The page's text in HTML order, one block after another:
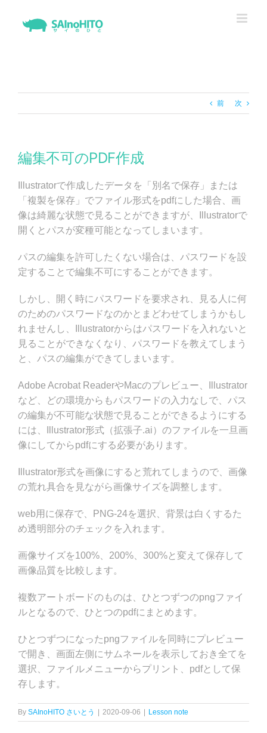
前 次
編集不可のPDF作成
Illustratorで作成したデータを「別名で保存」または
「複製を保存」でファイル形式をpdfにした場合、画
像は綺麗な状態で見ることができますが、Illustratorで
開くとパスが変種可能となってしまいます。
パスの編集を許可したくない場合は、パスワードを設
定することで編集不可にすることができます。
しかし、開く時にパスワードを要求され、見る人に何
のためのパスワードなのかとまどわせてしまうかもし
れませんし、Illustratorからはパスワードを入れないと
見ることができなくなり、パスワードを教えてしまう
と、パスの編集ができてしまいます。
Adobe Acrobat ReaderやMacのプレビュー、Illustrator
など、どの環境からもパスワードの入力なしで、パス
の編集が不可能な状態で見ることができるようにする
には、Illustrator形式（拡張子.ai）のファイルを一旦画
像にしてからpdfにする必要があります。
Illustrator形式を画像にすると荒れてしまうので、画像
の荒れ具合を見ながら画像サイズを調整します。
web用に保存で、PNG-24を選択、背景は白くするた
め透明部分のチェックを入れます。
画像サイズを100%、200%、300%と変えて保存して
画像品質を比較します。
複数アートボードのものは、ひとつずつのpngファイ
ルとなるので、ひとつのpdfにまとめます。
ひとつずつになったpngファイルを同時にプレビュー
で開き、画面左側にサムネールを表示しておき全てを
選択、ファイルメニューからプリント、pdfとして保
存します。
By SAInoHITO さいとう 2020-09-06 Lesson note